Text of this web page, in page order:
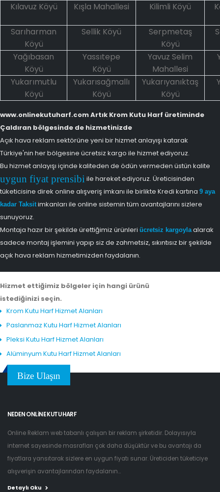
Kılavuz Köyü Kışla Mahallesi Kilimli Köyü
Sarıharman
Köyü
Sellik Köyü
Serpmetaş
Köyü
Yağıbasan
Köyü
Yassıtepe
Köyü
Yavuz Selim
Mahallesi
Yukarımutlu
Köyü
Yukarısağmallı
Köyü
Yukarıyanıktaş
Köyü
www.onlinekutuharf.com Artık Krom Kutu Harf üretiminde
Çaldıran bölgesinde de hizmetinizde
Açık hava reklam sektörüne yeni bir hizmet anlayışı katarak
Türkiye'nin her bölgesine ücretsiz kargo ile hizmet ediyoruz.
Bu hizmet anlayışı içinde kaliteden de ödün vermeden üstün kalite
uygun fiyat prensibi ile hareket ediyoruz. Üreticisinden
tüketicisine direk online alışveriş imkanı ile birlikte Kredi kartına 9 aya
kadar Taksitimkanları ile online sistemin tüm avantajlarını sizlere
sunuyoruz.
Montaja hazır bir şekilde ürettiğimiz ürünleri ücretsiz kargoylaalarak
sadece montaj işlemini yapıp siz de zahmetsiz, sıkıntısız bir şekilde
açık hava reklam hizmetimizden faydalanın.
Hizmet ettiğimiz bölgeler için hangi ürünü
istediğinizi seçin.
Krom Kutu Harf Hizmet Alanları
Paslanmaz Kutu Harf Hizmet Alanları
Pleksi Kutu Harf Hizmet Alanları
Alüminyum Kutu Harf Hizmet Alanları
Bize Ulaşın
NEDEN ONLINE KUTU HARF
Online Reklam web tabanlı çalışan bir reklam şirketidir. Dolayısıyla
internet sayesinde masrafları çok daha düşüktür ve bu avantajı da
fiyatlara yansıtarak sizlere en uygun fiyatı sunar. Üreticiden tüketiciye
alışverişin avantajlarından faydalanın...
Detaylı Oku